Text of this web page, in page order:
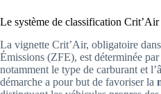
Le système de classification Crit’Air
La vignette Crit’Air, obligatoire
Émissions (ZFE), est déterminée
notamment le type de carburant et
démarche a pour but de favoriser la